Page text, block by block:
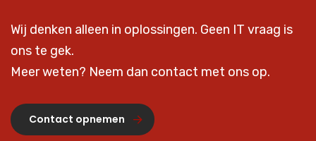
Wij denken alleen in oplossingen. Geen IT vraag is
ons te gek.
Meer weten? Neem dan contact met ons op.
Contact opnemen